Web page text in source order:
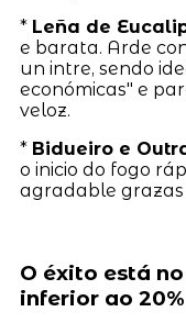
* Leña de
e barata. Arde
un intre, sendo
económicas" e
veloz.
* Bidueiro e
o inicio do fogo
agradable grazas
O éxito está
inferior ao 20%